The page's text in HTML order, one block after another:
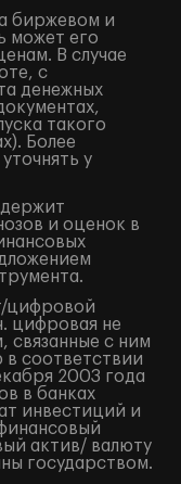
биржевом и
может его
В случае
с
денежных
такого
Более
у
и оценок в
цифровой
цифровая не
связанные с ним
соответствии
2003 года
в банках
инвестиций и
актив/ валюту
государством.